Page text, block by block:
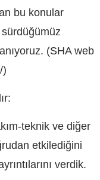
bu konular
sürdüğümüz
(SHA web
)
teknik ve diğer
etkilediğini
verdik.